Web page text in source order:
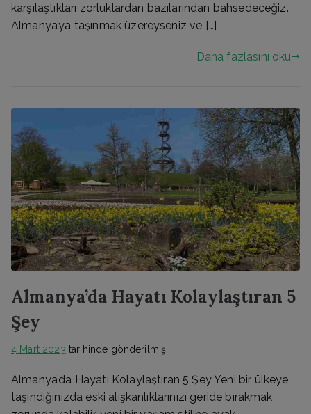
karşılaştıkları zorluklardan bazılarından bahsedeceğiz.
Almanya’ya taşınmak üzereyseniz ve […]
Daha fazlasını oku
Almanya’da Hayatı Kolaylaştıran 5
Şey
4 Mart 2023 tarihinde gönderilmiş
Almanya’da Hayatı Kolaylaştıran 5 Şey Yeni bir ülkeye
taşındığınızda eski alışkanlıklarınızı geride bırakmak